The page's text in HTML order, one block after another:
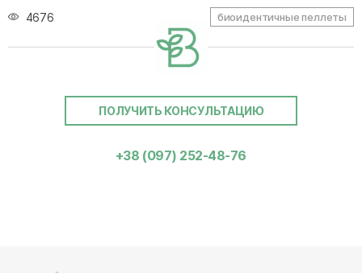
4676 биоидентичные пеллеты
ПОЛУЧИТЬ КОНСУЛЬТАЦИЮ
+38 (097) 252-48-76